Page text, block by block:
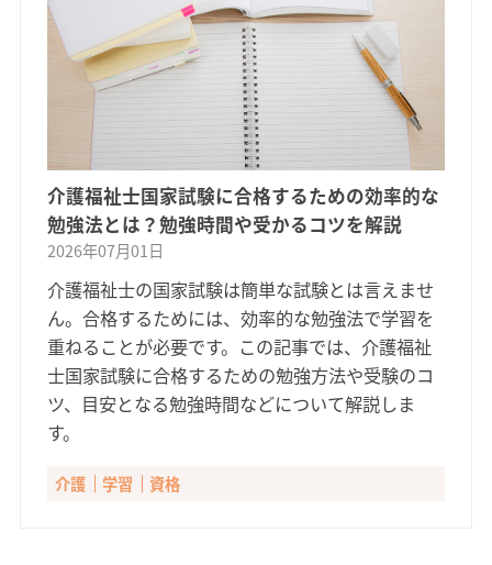
介護福祉士国家試験に合格するための効率的な
勉強法とは？勉強時間や受かるコツを解説
2026年07月01日
介護福祉士の国家試験は簡単な試験とは言えませ
ん。合格するためには、効率的な勉強法で学習を
重ねることが必要です。この記事では、介護福祉
士国家試験に合格するための勉強方法や受験のコ
ツ、目安となる勉強時間などについて解説しま
す。
介護 学習 資格